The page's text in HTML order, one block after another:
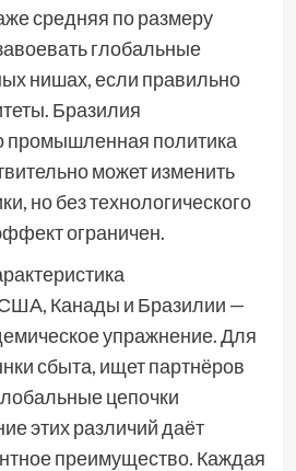
средняя по размеру
глобальные
нишах, если правильно
Бразилия
промышленная политика
может изменить
но без технологического
ограничен.
Канады и Бразилии —
упражнение. Для
сбыта, ищет партнёров
цепочки
этих различий даёт
преимущество. Каждая